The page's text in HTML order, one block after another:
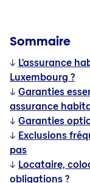
Sommaire
↓ L'assurance
Luxembourg ?
↓ Garanties
assurance
↓ Garanties
↓ Exclusions
pas
↓ Locataire,
obligations ?